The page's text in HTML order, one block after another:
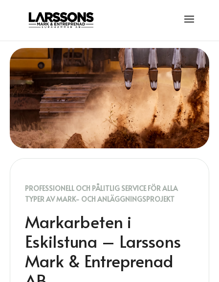
PROFESSIONELL OCH PÅLITLIG SERVICE FÖR ALLA
TYPER AV MARK- OCH ANLÄGGNINGSPROJEKT
Markarbeten i
Eskilstuna – Larssons
Mark & Entreprenad